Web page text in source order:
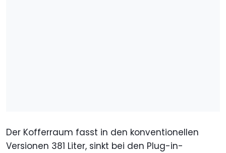
Der Kofferraum fasst in den konventionellen
Versionen 381 Liter, sinkt bei den Plug-in-